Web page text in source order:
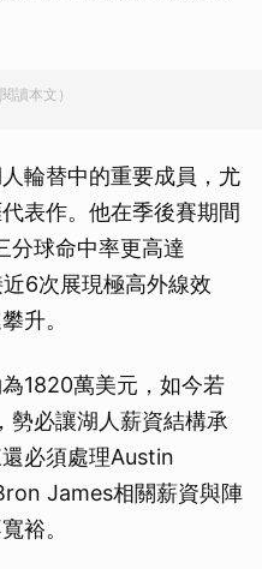
讀本文）
輪替中的重要成員，尤
表作。他在季後賽期間
分球命中率更高達
6次展現極高外線效
升。
1820萬美元，如今若
必讓湖人薪資結構承
必須處理Austin
James相關薪資與陣
裕。